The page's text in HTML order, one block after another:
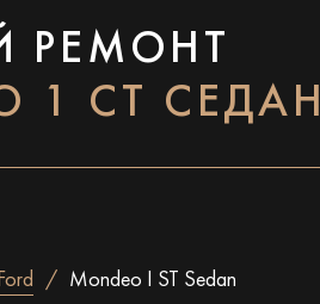
РЕМОНТ
1 СТ СЕДАН
Ford Mondeo I ST Sedan